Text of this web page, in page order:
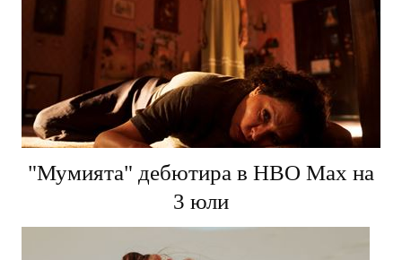
"Мумията" дебютира в HBO Max на
3 юли